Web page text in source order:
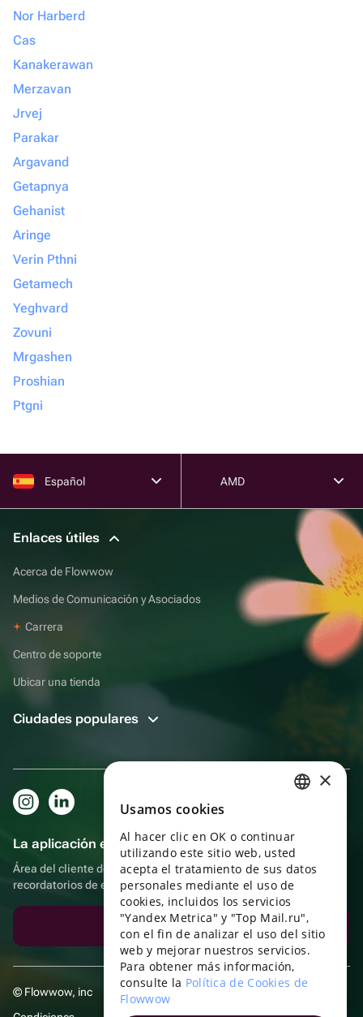
Nor Harberd
Cas
Kanakerawan
Merzavan
Jrvej
Parakar
Argavand
Getapnya
Gehanist
Aringe
Verin Pthni
Getamech
Yeghvard
Zovuni
Mrgashen
Proshian
Ptgni
Español AMD
Enlaces útiles
Acerca de Flowwow
Medios de Comunicación y Asociados
Carrera
Centro de soporte
Ubicar una tienda
Ciudades populares
La aplicación es aún más práctica.
Área del cliente del destinatario, más bonos por compras y
recordatorios de eventos
Descargar la aplicación
© Flowwow, inc
ENGLISH
UKRAINIAN
PORTUGUESE
SPANISH
HUNGARIAN
ITALIAN
×
Usamos cookies
Al hacer clic en OK o continuar
utilizando este sitio web, usted
acepta el tratamiento de sus datos
personales mediante el uso de
cookies, incluidos los servicios
"Yandex Metrica" y "Top Mail.ru",
con el fin de analizar el uso del sitio
web y mejorar nuestros servicios.
Para obtener más información,
consulte la Política de Cookies de
Flowwow